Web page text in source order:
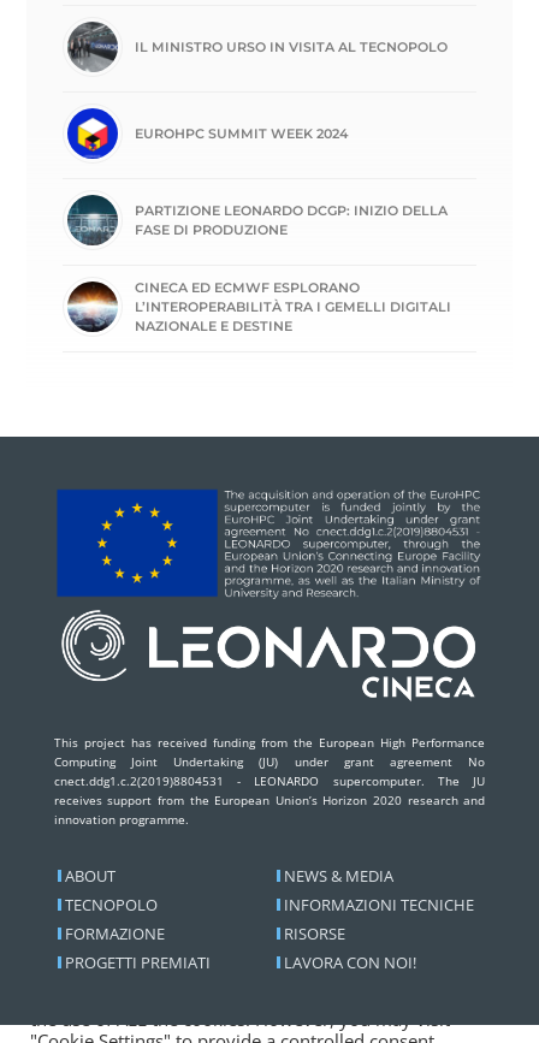
IL MINISTRO URSO IN VISITA AL TECNOPOLO
EUROHPC SUMMIT WEEK 2024
PARTIZIONE LEONARDO DCGP: INIZIO DELLA
FASE DI PRODUZIONE
CINECA ED ECMWF ESPLORANO
L’INTEROPERABILITÀ TRA I GEMELLI DIGITALI
NAZIONALE E DESTINE
This project has received funding from the European High Performance
Computing Joint Undertaking (JU) under grant agreement No
cnect.ddg1.c.2(2019)8804531 - LEONARDO supercomputer. The JU
receives support from the European Union’s Horizon 2020 research and
innovation programme.
ABOUT
NEWS & MEDIA
TECNOPOLO
INFORMAZIONI TECNICHE
FORMAZIONE
RISORSE
PROGETTI PREMIATI
LAVORA CON NOI!
We use cookies on our website to give you the most
relevant experience by remembering your preferences
the use of ALL the cookies. However, you may visit